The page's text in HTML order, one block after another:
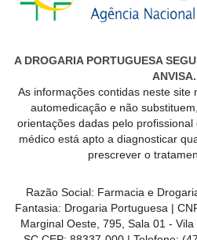
A DROGARIA PORTUGUESA
ANVISA.
As informações contidas neste site
automedicação e não
orientações dadas pelo
médico está apto a diagnosticar
prescrever o
Razão Social: Farmacia e
Fantasia: Drogaria Portuguesa |
Marginal Oeste, 795, Sala 01 -